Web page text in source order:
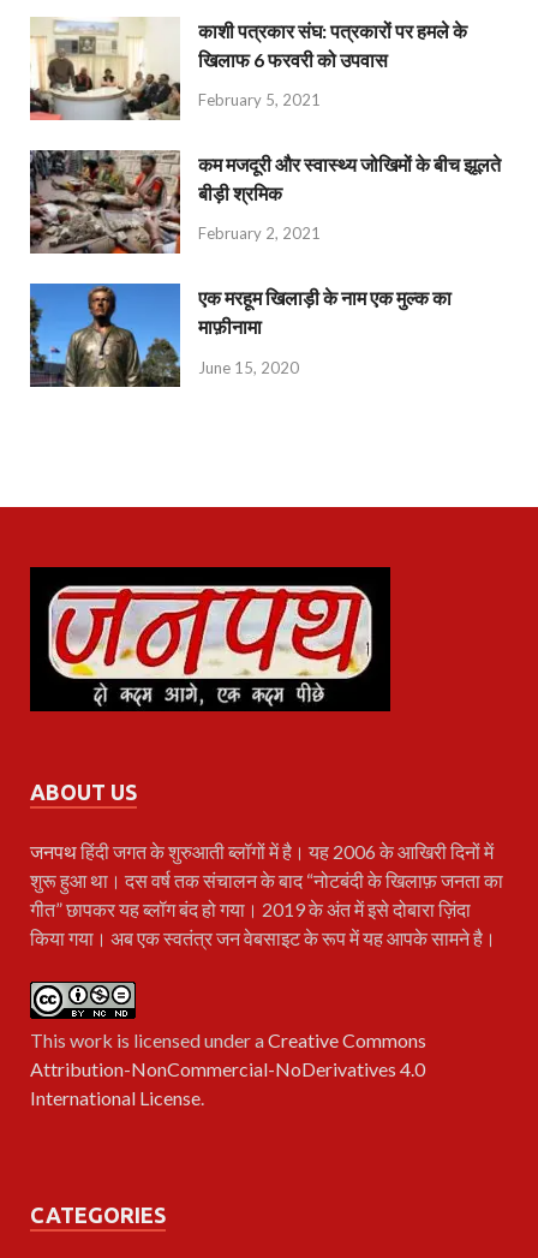
काशी पत्रकार संघ: पत्रकारों पर हमले के
खिलाफ 6 फरवरी को उपवास
February 5, 2021
कम मजदूरी और स्वास्थ्य जोखिमों के बीच झूलते
बीड़ी श्रमिक
February 2, 2021
एक मरहूम खिलाड़ी के नाम एक मुल्क का
माफ़ीनामा
June 15, 2020
ABOUT US
जनपथहिंदी जगत के शुरुआती ब्लॉगों में है। यह 2006 के आखिरी दिनों में
शुरू हुआ था। दस वर्ष तक संचालन के बाद “नोटबंदी के खिलाफ़ जनता का
गीत” छापकर यह ब्लॉग बंद हो गया। 2019 के अंत में इसे दोबारा ज़िंदा
किया गया। अब एक स्वतंत्र जन वेबसाइट के रूप में यह आपके सामने है।
This work is licensed under aCreative Commons
Attribution-NonCommercial-NoDerivatives 4.0
International License.
CATEGORIES